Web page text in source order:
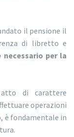
il pensione il
di libretto e
necessario per la
di carattere
operazioni
è fondamentale in